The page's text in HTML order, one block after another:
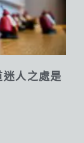
人之處是